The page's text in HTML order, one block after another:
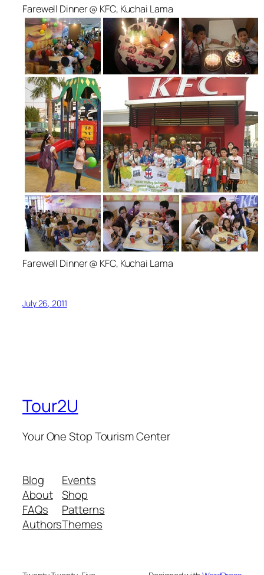
Farewell Dinner @ KFC, Kuchai Lama
Farewell Dinner @ KFC, Kuchai Lama
July 26, 2011
Tour2U
Your One Stop Tourism Center
Blog
About
FAQs
Authors
Events
Shop
Patterns
Themes